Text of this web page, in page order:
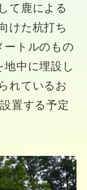
て鹿による
けた杭打ち
ートルのもの
中に埋設し
れているお
置する予定